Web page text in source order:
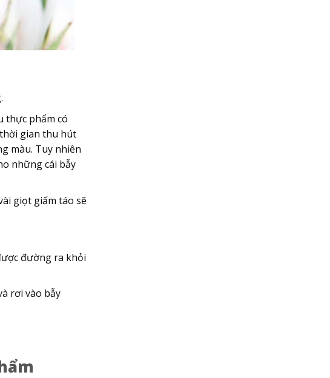
thực phẩm có
gian thu hút
màu. Tuy nhiên
những cái bẫy
giọt giấm táo sẽ
đường ra khỏi
rơi vào bẫy